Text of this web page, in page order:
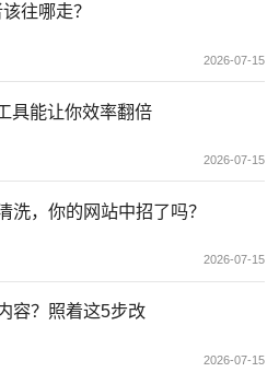
往哪走？
2026-07-15
具能让你效率翻倍
2026-07-15
洗，你的网站中招了吗？
2026-07-15
容？照着这5步改
2026-07-15